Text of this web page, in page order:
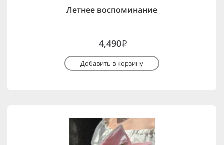
Летнее воспоминание
4,490i
Добавить в корзину